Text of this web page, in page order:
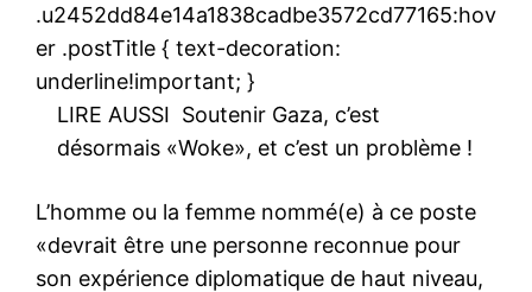
.u2452dd84e14a1838cadbe3572cd77165:hov
er .postTitle { text-decoration:
underline!important; }
LIRE AUSSI Soutenir Gaza, c’est
désormais «Woke», et c’est un problème !
L’homme ou la femme nommé(e) à ce poste
«devrait être une personne reconnue pour
son expérience diplomatique de haut niveau,